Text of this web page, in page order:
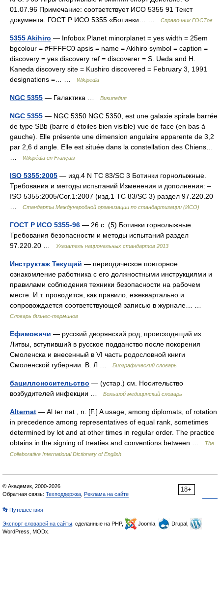
01.07.96 Примечание: соответствует ИСО 5355 91 Текст
документа: ГОСТ Р ИСО 5355 «Ботинки… …
Справочник ГОСТов
5355 Akihiro — Infobox Planet minorplanet = yes width = 25em
bgcolour = #FFFFC0 apsis = name = Akihiro symbol = caption =
discovery = yes discovery ref = discoverer = S. Ueda and H.
Kaneda discovery site = Kushiro discovered = February 3, 1991
designations =… …
Wikipedia
NGC 5355 — Галактика … Википедия
NGC 5355 — NGC 5350 NGC 5350, est une galaxie spirale barrée
de type SBb (barre d étoiles bien visible) vue de face (en bas à
gauche). Elle présente une dimension angulaire apparente de 3,2
par 2,6 d angle. Elle est située dans la constellation des Chiens…
Wikipédia en Français
ISO 5355:2005 — изд.4 N TC 83/SC 3 Ботинки горнолыжные.
Требования и методы испытаний Изменения и дополнения: –
ISO 5355:2005/Cor.1:2007 (изд.1 TC 83/SC 3) раздел 97.220.20
Стандарты Международной организации по стандартизации (ИСО)
ГОСТ Р ИСО 5355-96 — 26 с. (5) Ботинки горнолыжные.
Требования безопасности и методы испытаний раздел
97.220.20 …
Указатель национальных стандартов 2013
Инструктаж Текущий — периодическое повторное
ознакомление работника с его должностными инструкциями и
правилами соблюдения техники безопасности на рабочем
месте. И.т. проводится, как правило, ежеквартально и
сопровождается соответствующей записью в журнале… …
Словарь бизнес-терминов
Ефимовичи — русский дворянский род, происходящий из
Литвы, вступивший в русское подданство после покорения
Смоленска и внесенный в VI часть родословной книги
Смоленской губернии. В. Л …
Биографический словарь
бациллоносительство — (устар.) см. Носительство
возбудителей инфекции …
Большой медицинский словарь
Alternat — Al ter nat , n. [F.] A usage, among diplomats, of rotation
in precedence among representatives of equal rank, sometimes
determined by lot and at other times in regular order. The practice
obtains in the signing of treaties and conventions between …
The
Collaborative International Dictionary of English
18+
© Академик, 2000-2026
Обратная связь: Техподдержка Реклама на сайте
👣 Путешествия
Экспорт словарей на сайты , сделанные на PHP, Joomla,
Drupal,
WordPress, MODx.